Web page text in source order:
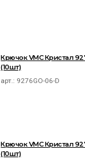
Крючок VMC Кристал
(10шт)
арт.: 9276GO-06-D
Крючок VMC Кристал
(10шт)